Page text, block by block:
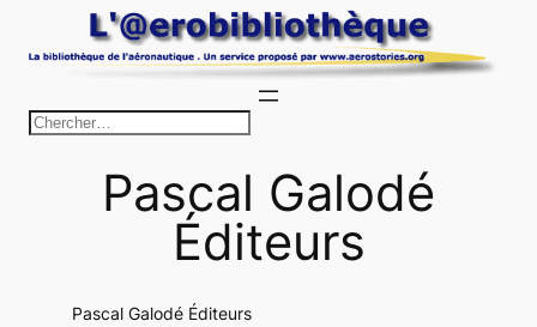
au
c
e
Pascal Galodé
Éditeurs
Pascal Galodé Éditeurs